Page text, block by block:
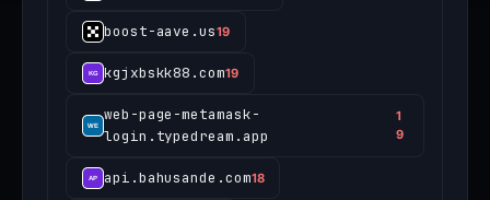
boost-aave.us19
kgjxbskk88.com19
web-page-metamask-
login.typedream.app
1
9
api.bahusande.com18